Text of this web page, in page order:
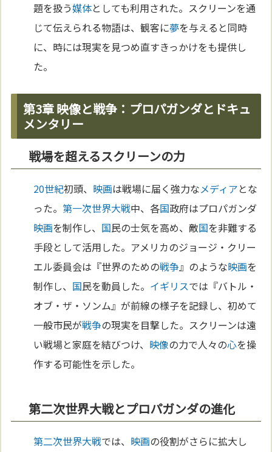
題を扱う媒体としても利用された。スクリーンを通
じて伝えられる物語は、観客に夢を与えると同時
に、時には現実を見つめ直すきっかけをも提供し
た。
第3章 映像と戦争：プロパガンダとドキュ
メンタリー
戦場を超えるスクリーンの力
20世紀初頭、 映画は戦場に届く強力なメディアとな
った。第一次世界大戦中、各国政府はプロパガンダ
映画を制作し、 国民の士気を高め、敵国を非難する
手段として活用した。アメリカのジョージ・クリー
エル委員会は『世界のための戦争』のような映画を
制作し、 国民を動員した。 イギリスでは『バトル・
オブ・ザ・ソンム』が前線の様子を記録し、初めて
一般市民が戦争の現実を目撃した。スクリーンは遠
い戦場と家庭を結びつけ、 映像の力で人々の心を操
作する可能性を示した。
第二次世界大戦とプロパガンダの進化
第二次世界大戦では、 映画の役割がさらに拡大し